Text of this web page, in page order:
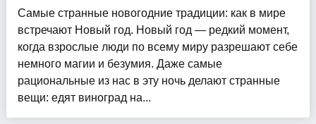
Самые странные новогодние традиции: как в мире
встречают Новый год. Новый год — редкий момент,
когда взрослые люди по всему миру разрешают себе
немного магии и безумия. Даже самые
рациональные из нас в эту ночь делают странные
вещи: едят виноград на...